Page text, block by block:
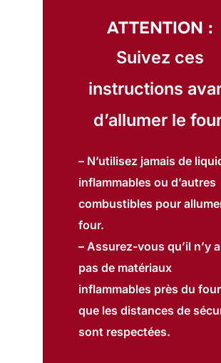
ATTENTION :
Suivez ces
instructions
d’allumer le
– N’utilisez jamais de
inflammables ou d’autres
combustibles pour
four.
– Assurez-vous qu’il n’y a
pas de matériaux
inflammables près du
que les distances de
sont respectées.